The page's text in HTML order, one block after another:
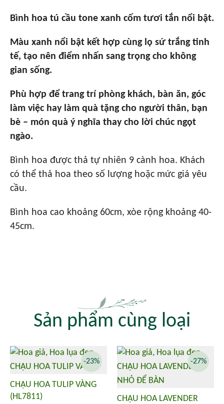
Bình hoa tú cầu tone xanh cốm tươi tắn nổi bật.
Màu xanh nổi bật kết hợp cùng lọ sứ trắng tinh
tế, tạo nên điểm nhấn sang trọng cho không
gian sống.
Phù hợp để trang trí phòng khách, bàn ăn, góc
làm việc hay làm quà tặng cho người thân, bạn
bè – món quà ý nghĩa thay cho lời chúc ngọt
ngào.
Bình hoa được thả tự nhiên 9 cành hoa. Khách
có thể thả hoa theo số lượng hoặc mức giá yêu
cầu.
Bình hoa cao khoảng 60cm, xòe rộng khoảng 40-
45cm.
Sản phẩm cùng loại
CHẬU HOA TULIP VÀNG
(HL7811)
-23%
CHẬU HOA LAVENDER
-27%